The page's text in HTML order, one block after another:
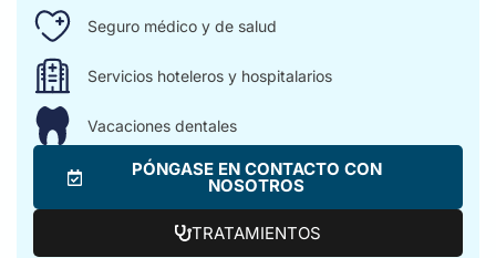
Seguro médico y de salud
Servicios hoteleros y hospitalarios
Vacaciones dentales
PÓNGASE EN CONTACTO CON
NOSOTROS
TRATAMIENTOS